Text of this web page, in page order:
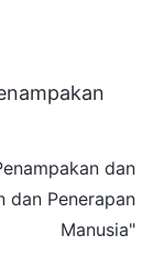
dan
dan Penerapan
Manusia"